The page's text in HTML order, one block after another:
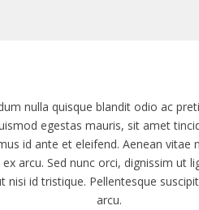
nulla quisque blandit odio ac
egestas mauris, sit amet
id ante et eleifend. Aenean vitae
arcu. Sed nunc orci, dignissim ut
id tristique. Pellentesque
arcu.